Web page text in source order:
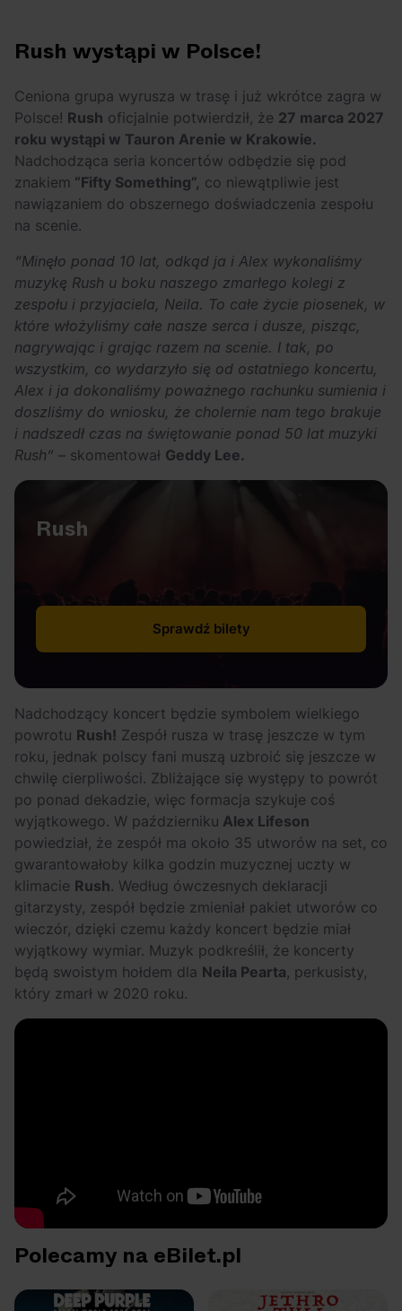
Arctic Monkeys i
Bring Me The
Horizon. Lustrzane
kariery zespołów z
Sheffield
Odkryj wyjątkowe
atrakcje na drugi
miesiąc wakacji!
Rush wystąpi w Polsce!
Ceniona grupa wyrusza w trasę i już wkrótce zagra w
Polsce! Rush oficjalnie potwierdził, że 27 marca 2027
roku wystąpi w Tauron Arenie w Krakowie.
Nadchodząca seria koncertów odbędzie się pod
znakiem “Fifty Something”, co niewątpliwie jest
nawiązaniem do obszernego doświadczenia zespołu
na scenie.
“Minęło ponad 10 lat, odkąd ja i Alex wykonaliśmy
muzykę Rush u boku naszego zmarłego kolegi z
zespołu i przyjaciela, Neila. To całe życie piosenek, w
które włożyliśmy całe nasze serca i dusze, pisząc,
nagrywając i grając razem na scenie. I tak, po
wszystkim, co wydarzyło się od ostatniego koncertu,
Alex i ja dokonaliśmy poważnego rachunku sumienia i
doszliśmy do wniosku, że cholernie nam tego brakuje
i nadszedł czas na świętowanie ponad 50 lat muzyki
Rush” – skomentował Geddy Lee.
Rush
Sprawdź bilety
Nadchodzący koncert będzie symbolem wielkiego
powrotu Rush! Zespół rusza w trasę jeszcze w tym
roku, jednak polscy fani muszą uzbroić się jeszcze w
chwilę cierpliwości. Zbliżające się występy to powrót
po ponad dekadzie, więc formacja szykuje coś
wyjątkowego. W październiku Alex Lifeson
powiedział, że zespół ma około 35 utworów na set, co
gwarantowałoby kilka godzin muzycznej uczty w
klimacie Rush. Według ówczesnych deklaracji
gitarzysty, zespół będzie zmieniał pakiet utworów co
wieczór, dzięki czemu każdy koncert będzie miał
wyjątkowy wymiar. Muzyk podkreślił, że koncerty
będą swoistym hołdem dla Neila Pearta, perkusisty,
który zmarł w 2020 roku.
Polecamy na eBilet.pl